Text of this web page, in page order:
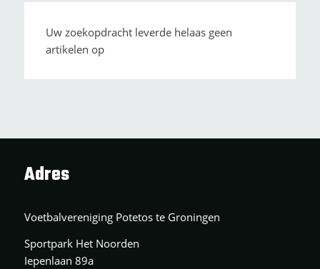
Uw zoekopdracht leverde helaas geen
artikelen op
Adres
Voetbalvereniging Potetos te Groningen
Sportpark Het Noorden
Iepenlaan 89a